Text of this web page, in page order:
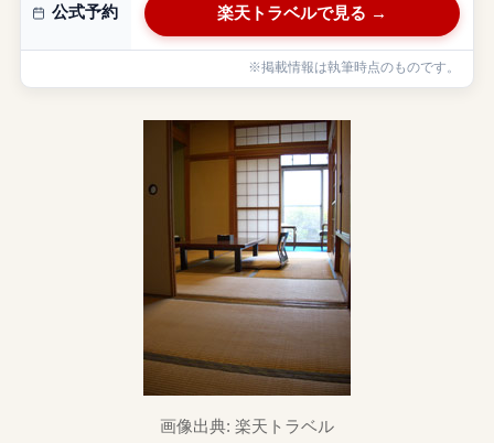
公式予約 楽天トラベルで見る →
※掲載情報は執筆時点のものです。
画像出典: 楽天トラベル